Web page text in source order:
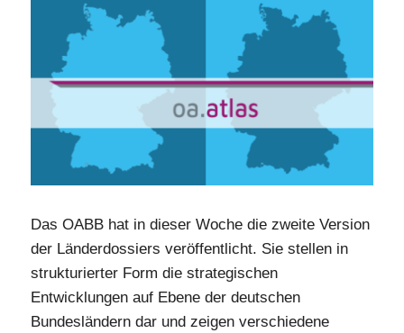
Objekte
(Quo
Vadis
Offene
Wissenschaft
2024/25)
Das OABB hat in dieser Woche die zweite Version
der Länderdossiers veröffentlicht. Sie stellen in
strukturierter Form die strategischen
Entwicklungen auf Ebene der deutschen
Bundesländern dar und zeigen verschiedene